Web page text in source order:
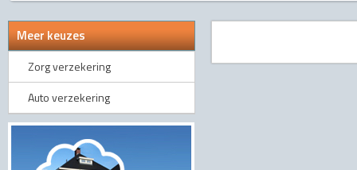
Meer keuzes
Zorg verzekering
Auto verzekering